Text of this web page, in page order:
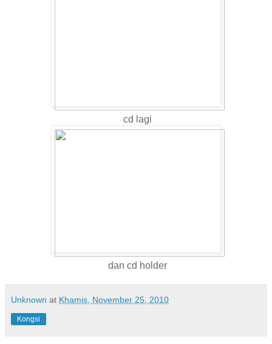
cd lagi
dan cd holder
Unknown at Khamis, November 25, 2010
Kongsi